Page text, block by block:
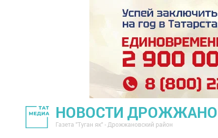
НОВОСТИ
Газета "Туган як" - Дрожжановский район